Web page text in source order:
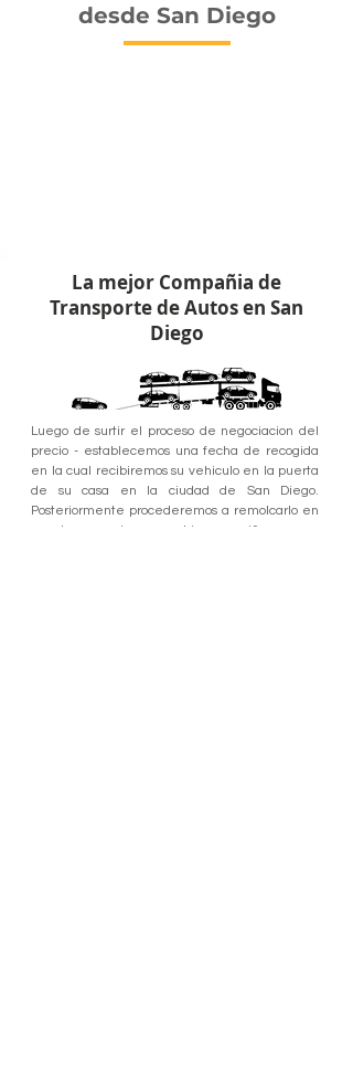
desde San Diego
La mejor Compañia de
Transporte de Autos en San
Diego
Luego de surtir el proceso de negociacion del
precio - establecemos una fecha de recogida
en la cual recibiremos su vehiculo en la puerta
de su casa en la ciudad de San Diego.
Posteriormente procederemos a remolcarlo en
nuestros camiones nodriza o niñeras con